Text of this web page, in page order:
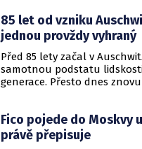
85 let od vzniku
jednou provždy vyhraný
Před 85 lety začal v
samotnou podstatu
generace. Přesto dnes
lhostejnosti mocných i v
jinam.
Fico pojede do Moskvy
právě přepisuje